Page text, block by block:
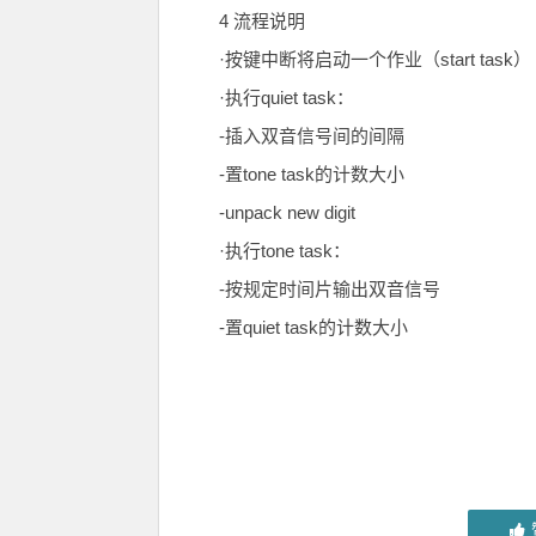
4 流程说明
·按键中断将启动一个作业（start task）
·执行quiet task：
-插入双音信号间的间隔
-置tone task的计数大小
-unpack new digit
·执行tone task：
-按规定时间片输出双音信号
-置quiet task的计数大小